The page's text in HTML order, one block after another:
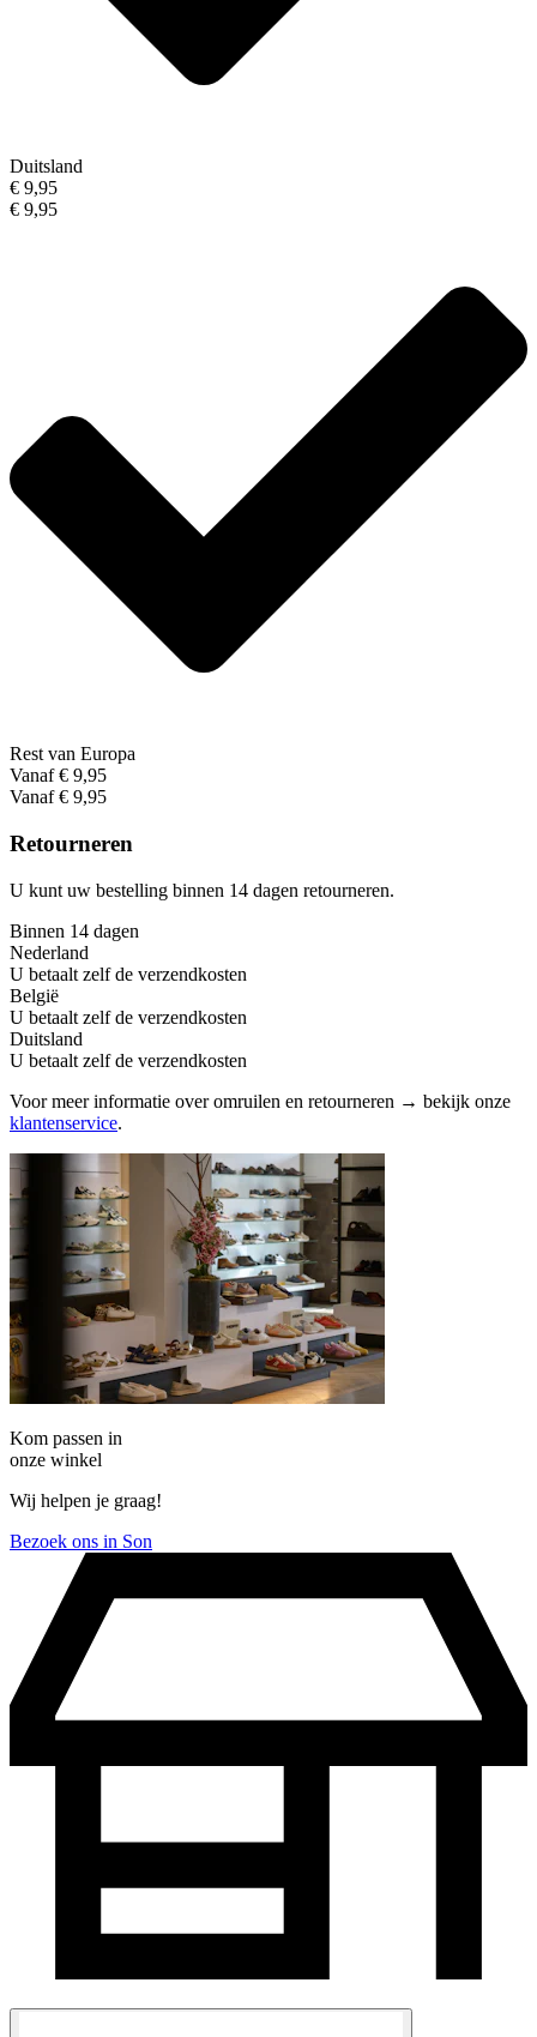
Duitsland
€ 9,95
€ 9,95
Rest van Europa
Vanaf € 9,95
Vanaf € 9,95
Retourneren
U kunt uw bestelling binnen 14 dagen retourneren.
Binnen 14 dagen
Nederland
U betaalt zelf de verzendkosten
België
U betaalt zelf de verzendkosten
Duitsland
U betaalt zelf de verzendkosten
Voor meer informatie over omruilen en retourneren → bekijk onze
klantenservice.
Kom passen in
onze winkel
Wij helpen je graag!
Bezoek ons in Son